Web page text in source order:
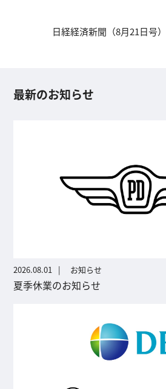
日経経済新聞（8月21日号
最新のお知らせ
2026.08.01 お知らせ
夏季休業のお知らせ